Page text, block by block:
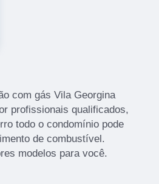
com gás Vila Georgina
profissionais qualificados,
todo o condomínio pode
de combustível.
modelos para você.